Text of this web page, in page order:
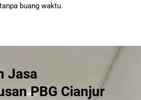
tanpa buang waktu.
Jasa
PBG Cianjur